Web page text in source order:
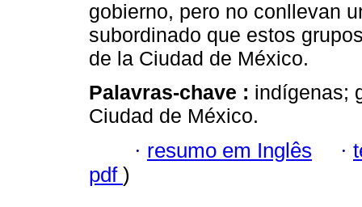
gobierno, pero no conllevan
subordinado que estos
de la Ciudad de México.
Palavras-chave : indígenas;
Ciudad de México.
· resumo em Inglês ·
pdf )